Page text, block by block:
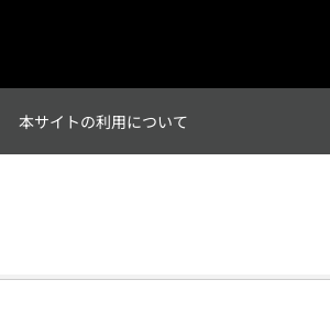
本サイトの利用について